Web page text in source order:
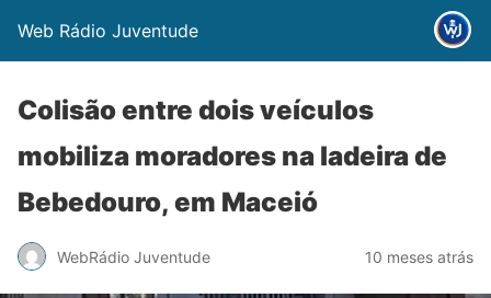
Web Rádio Juventude
Colisão entre dois veículos
mobiliza moradores na ladeira de
Bebedouro, em Maceió
WebRádio Juventude 10 meses atrás